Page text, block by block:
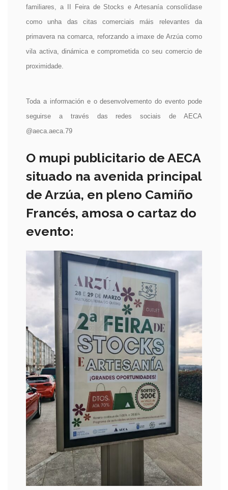
familiares, a II Feira de Stocks e Artesanía consolídase
como unha das citas comerciais máis relevantes da
primavera na comarca, reforzando a imaxe de Arzúa como
vila activa, dinámica e comprometida co seu comercio de
proximidade.
Toda a información e o desenvolvemento do evento pode
seguirse a través das redes sociais de AECA
@aeca.aeca.79
O mupi publicitario de AECA
situado na avenida principal
de Arzúa, en pleno Camiño
Francés, amosa o cartaz do
evento: